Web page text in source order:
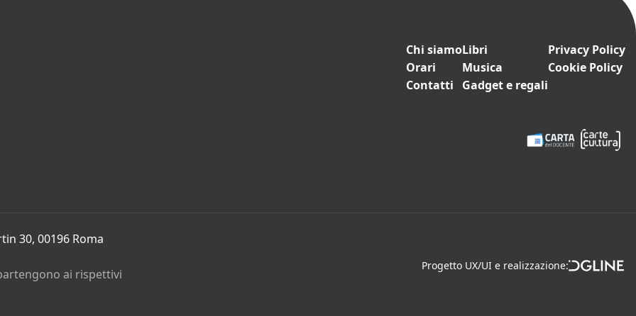
Chi siamo
Orari
Contatti
Libri
Musica
Gadget e regali
Privacy Policy
Cookie Policy
30, 00196 Roma
ai rispettivi
Progetto UX/UI e realizzazione: